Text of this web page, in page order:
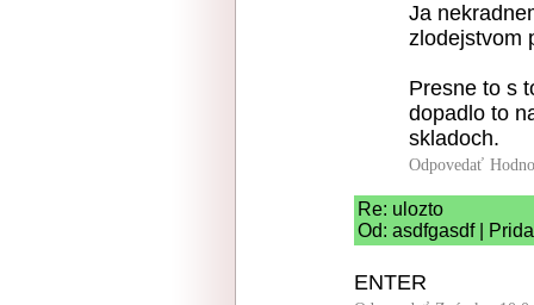
Ja
zlodejstvom
Presne to s
dopadlo to
skladoch.
Odpovedať
Re: ulozto
Od: asdfgasdf |
ENTER